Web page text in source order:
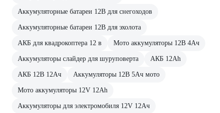
Аккумуляторные батареи 12В для снегоходов
Аккумуляторные батареи 12В для эхолота
АКБ для квадрокоптера 12 в Мото аккумуляторы 12В 4Ач
Аккумуляторы слайдер для шуруповерта АКБ 12Ah
АКБ 12В 12Ач Аккумуляторы 12В 5Ач мото
Мото аккумуляторы 12V 12Ah
Аккумуляторы для электромобиля 12V 12Ач